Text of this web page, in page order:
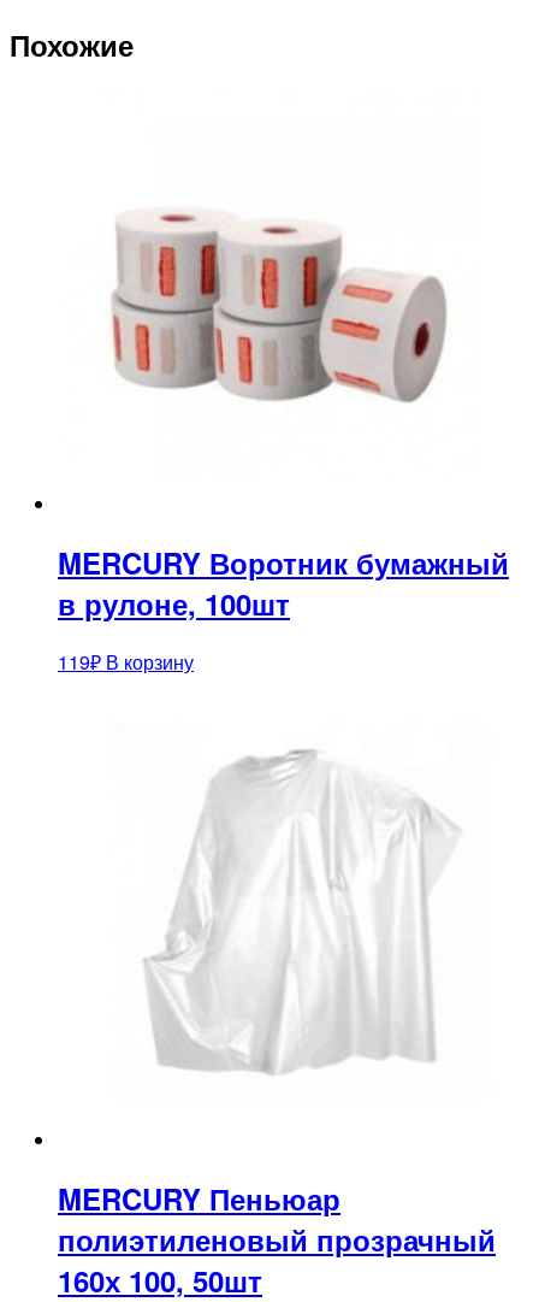
Похожие
MERCURY Воротник бумажный
в рулоне, 100шт
119₽ В корзину
MERCURY Пеньюар
полиэтиленовый прозрачный
160х 100, 50шт